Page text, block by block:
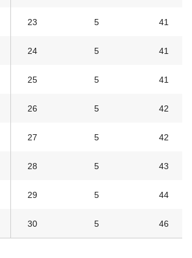
23 5 41
24 5 41
25 5 41
26 5 42
27 5 42
28 5 43
29 5 44
30 5 46